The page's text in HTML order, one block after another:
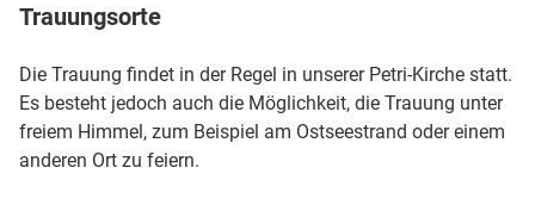
Trauungsorte
Die Trauung findet in der Regel in unserer Petri-Kirche statt.
Es besteht jedoch auch die Möglichkeit, die Trauung unter
freiem Himmel, zum Beispiel am Ostseestrand oder einem
anderen Ort zu feiern.